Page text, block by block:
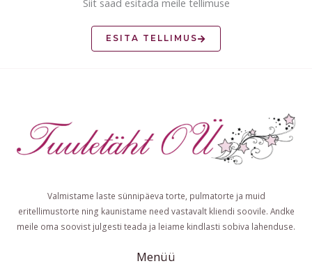
Siit saad esitada meile tellimuse
ESITA TELLIMUS
Valmistame laste sünnipäeva torte, pulmatorte ja muid
eritellimustorte ning kaunistame need vastavalt kliendi soovile. Andke
meile oma soovist julgesti teada ja leiame kindlasti sobiva lahenduse.
Menüü